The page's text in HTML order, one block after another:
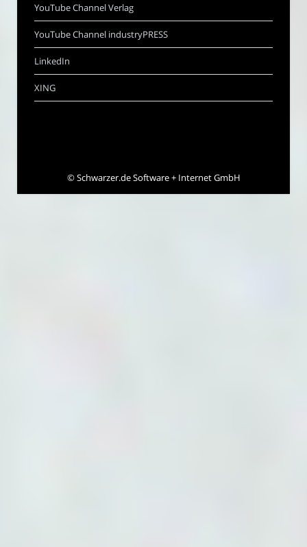
YouTube Channel Verlag
YouTube Channel industryPRESS
LinkedIn
XING
©Schwarzer.de Software + Internet GmbH